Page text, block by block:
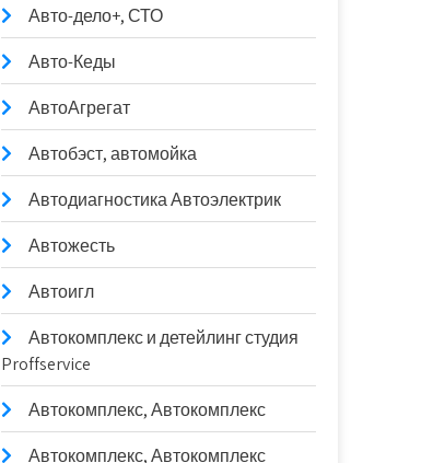
Авто-дело+, СТО
Авто-Кеды
АвтоАгрегат
Автобэст, автомойка
Автодиагностика Автоэлектрик
Автожесть
Автоигл
Автокомплекс и детейлинг студия
Proffservice
Автокомплекс, Автокомплекс
Автокомплекс, Автокомплекс